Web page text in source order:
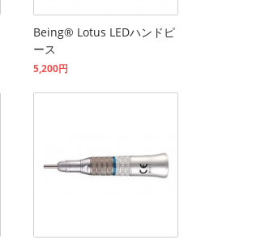
Being® Lotus LEDハンドピ
ース
5,200円